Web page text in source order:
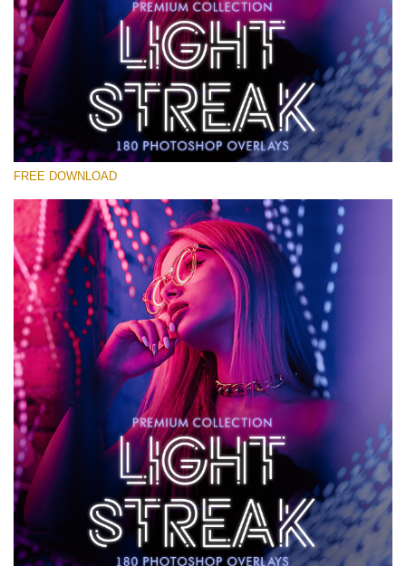
Please select
Free Photoshop Overlay #28
Small 800*533px
Light Streak
(180 Overlays)
4 Seasons (411 Overlays)
Large 6000*4000px
Entire Collection
(1783 Overlays)
Large 6000*4000px
Free download
FREE DOWNLOAD